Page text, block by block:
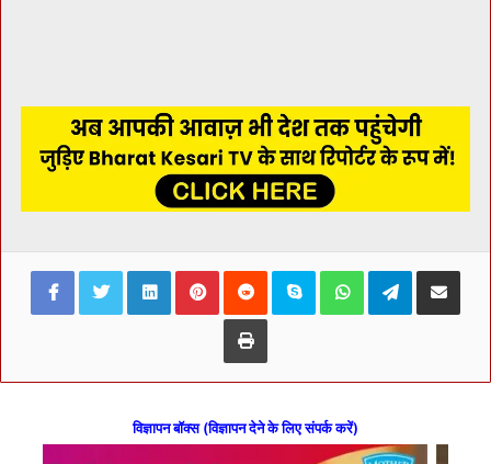
FacebookTwitterLinkedInPinterestReddit Skype WhatsAppTelegramShare via
Print
विज्ञापन बॉक्स (विज्ञापन देने के लिए संपर्क करें)